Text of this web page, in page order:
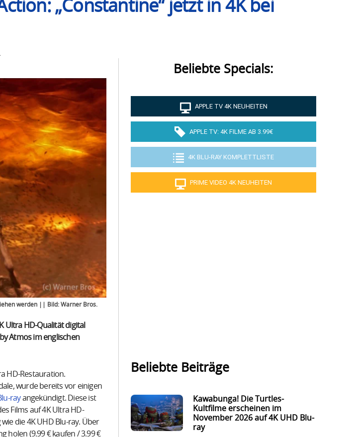
„Constantine“ jetzt in 4K bei
werden || Bild: Warner Bros.
Ultra HD-Qualität digital
Atmos im englischen
HD-Restauration.
wurde bereits vor einigen
rayangekündigt. Diese ist
Films auf 4K Ultra HD-
die 4K UHD Blu-ray. Über
holen (9.99 € kaufen / 3.99 €
Beliebte Specials:
APPLE TV 4K NEUHEITEN
APPLE TV: 4K FILME AB 3.99€
4K BLU-RAY KOMPLETTLISTE
PRIME VIDEO 4K NEUHEITEN
Beliebte Beiträge
Kawabunga! Die Turtles-
Kultfilme erscheinen im
November 2026 auf 4K UHD Blu-
ray